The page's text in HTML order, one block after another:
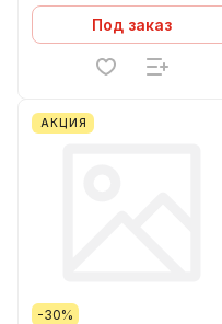
Под заказ
АКЦИЯ
-30%